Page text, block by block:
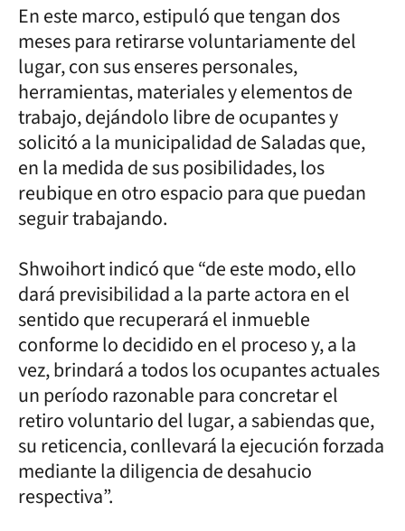
En este marco, estipuló que tengan dos
meses para retirarse voluntariamente del
lugar, con sus enseres personales,
herramientas, materiales y elementos de
trabajo, dejándolo libre de ocupantes y
solicitó a la municipalidad de Saladas que,
en la medida de sus posibilidades, los
reubique en otro espacio para que puedan
seguir trabajando.
Shwoihort indicó que “de este modo, ello
dará previsibilidad a la parte actora en el
sentido que recuperará el inmueble
conforme lo decidido en el proceso y, a la
vez, brindará a todos los ocupantes actuales
un período razonable para concretar el
retiro voluntario del lugar, a sabiendas que,
su reticencia, conllevará la ejecución forzada
mediante la diligencia de desahucio
respectiva”.